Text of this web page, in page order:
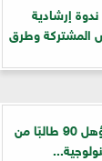
إرشادية
المشتركة وطرق
الزراعة: تكنولوجيا الأغذية يؤهل 90 طالبًا من